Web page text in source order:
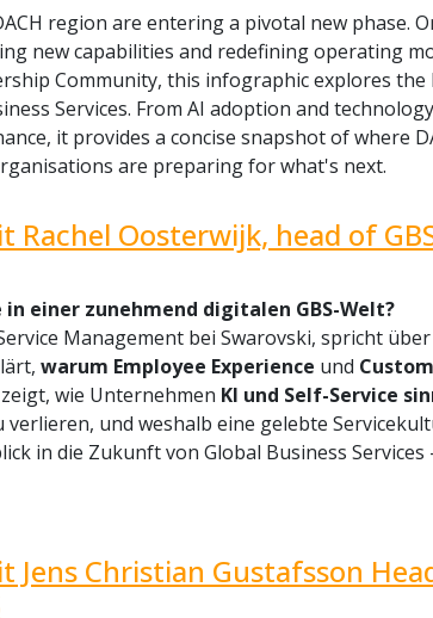
region are entering a pivotal new phase.
new capabilities and redefining operating
Community, this infographic explores
Services. From AI adoption and
it provides a concise snapshot of where
are preparing for what's next.
Oosterwijk, head of
einer zunehmend digitalen GBS-Welt?
Management bei Swarovski, spricht
warum Employee Experience und
wie Unternehmen KI und Self-Service
verlieren, und weshalb eine gelebte
in die Zukunft von Global Business
Jens Christian Gustafsson